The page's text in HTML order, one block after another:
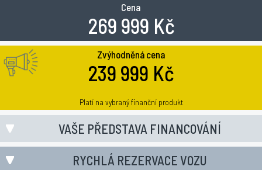
Zvýhodněná cena
239 999 Kč
Platí na vybraný finanční produkt
Cena
269 999 Kč
VAŠE PŘEDSTAVA FINANCOVÁNÍ
RYCHLÁ REZERVACE VOZU